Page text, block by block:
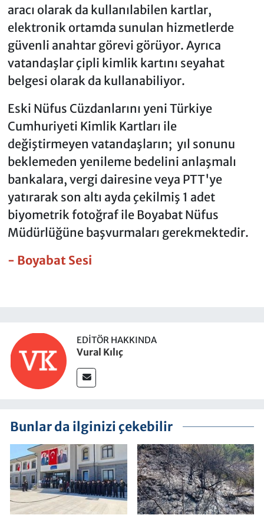
aracı olarak da kullanılabilen kartlar,
elektronik ortamda sunulan hizmetlerde
güvenli anahtar görevi görüyor. Ayrıca
vatandaşlar çipli kimlik kartını seyahat
belgesi olarak da kullanabiliyor.
Eski Nüfus Cüzdanlarını yeni Türkiye
Cumhuriyeti Kimlik Kartları ile
değiştirmeyen vatandaşların; yıl sonunu
beklemeden yenileme bedelini anlaşmalı
bankalara, vergi dairesine veya PTT'ye
yatırarak son altı ayda çekilmiş 1 adet
biyometrik fotoğraf ile Boyabat Nüfus
Müdürlüğüne başvurmaları gerekmektedir.
- Boyabat Sesi
EDITÖR HAKKINDA
Vural Kılıç
Bunlar da ilginizi çekebilir